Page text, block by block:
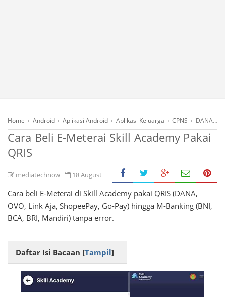
Home › Android › Aplikasi Android › Aplikasi Keluarga › CPNS › DANA ›
Cara Beli E-Meterai Skill Academy Pakai
QRIS
mediatechnow 18 August
Cara beli E-Meterai di Skill Academy pakai QRIS (DANA,
OVO, Link Aja, ShopeePay, Go-Pay) hingga M-Banking (BNI,
BCA, BRI, Mandiri) tanpa error.
Daftar Isi Bacaan [Tampil]